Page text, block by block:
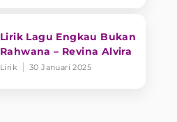
Lirik Lagu Engkau Bukan
Rahwana – Revina Alvira
Lirik 30 Januari 2025